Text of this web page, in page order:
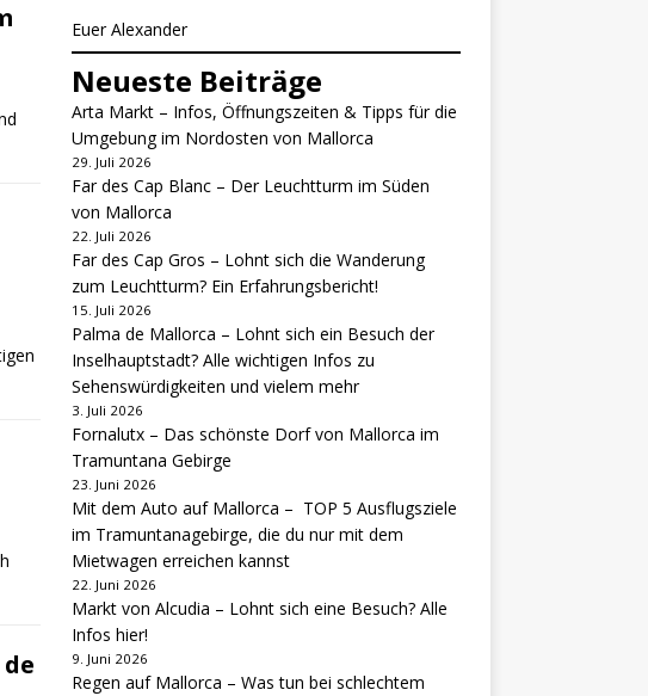
Euer Alexander
Neueste Beiträge
Arta Markt – Infos, Öffnungszeiten & Tipps für die
Umgebung im Nordosten von Mallorca
29. Juli 2026
Far des Cap Blanc – Der Leuchtturm im Süden
von Mallorca
22. Juli 2026
Far des Cap Gros – Lohnt sich die Wanderung
zum Leuchtturm? Ein Erfahrungsbericht!
15. Juli 2026
Palma de Mallorca – Lohnt sich ein Besuch der
Inselhauptstadt? Alle wichtigen Infos zu
Sehenswürdigkeiten und vielem mehr
3. Juli 2026
Fornalutx – Das schönste Dorf von Mallorca im
Tramuntana Gebirge
23. Juni 2026
Mit dem Auto auf Mallorca – TOP 5 Ausflugsziele
im Tramuntanagebirge, die du nur mit dem
Mietwagen erreichen kannst
22. Juni 2026
Markt von Alcudia – Lohnt sich eine Besuch? Alle
Infos hier!
9. Juni 2026
Regen auf Mallorca – Was tun bei schlechtem